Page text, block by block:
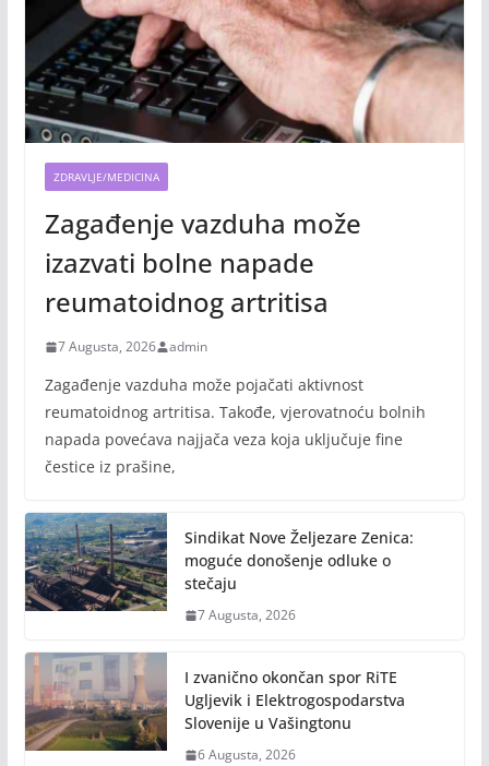
ZDRAVLJE/MEDICINA
Zagađenje vazduha može
izazvati bolne napade
reumatoidnog artritisa
7 Augusta, 2026 admin
Zagađenje vazduha može pojačati aktivnost
reumatoidnog artritisa. Takođe, vjerovatnoću bolnih
napada povećava najjača veza koja uključuje fine
čestice iz prašine,
Sindikat Nove Željezare Zenica:
moguće donošenje odluke o
stečaju
7 Augusta, 2026
I zvanično okončan spor RiTE
Ugljevik i Elektrogospodarstva
Slovenije u Vašingtonu
6 Augusta, 2026